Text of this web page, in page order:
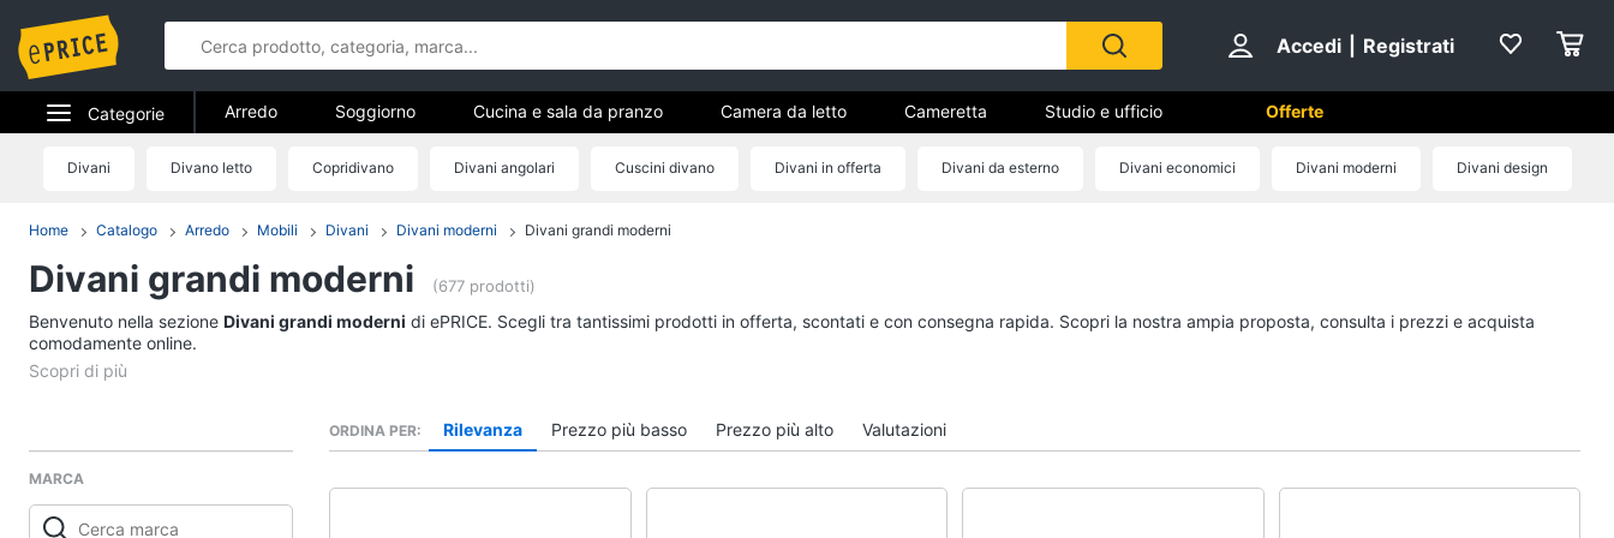
Accedi Registrati
Categorie
Elettrodomestici
Telefonia
Tv e Home Cinema
Smart home
Arredo
Soggiorno
Divani
Vedi tutti
Cucina e sala da pranzo
Vedi tutti Vedi tutti
Arredo Soggiorno Cucina e sala da pranzo Camera da letto Cameretta Studio e ufficio Offerte
Divani Divano letto Copridivano Divani angolari Cuscini divano Divani in offerta Divani da esterno Divani economici Divani moderni Divani design
Home Catalogo Arredo Mobili Divani Divani moderni Divani grandi moderni
Divani grandi moderni (677 prodotti)
Benvenuto nella sezione Divani grandi moderni di ePRICE. Scegli tra tantissimi prodotti in offerta, scontati e con consegna rapida. Scopri la nostra ampia proposta, consulta i prezzi e acquista
comodamente online.
MARCA
ORDINA PER Rilevanza Prezzo più basso Prezzo più alto Valutazioni